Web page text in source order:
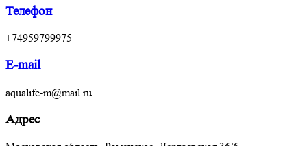
Телефон
+74959799975
E-mail
aqualife-m@mail.ru
Адрес